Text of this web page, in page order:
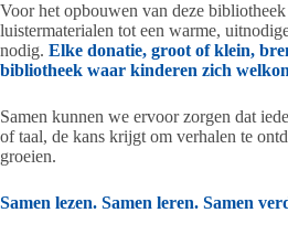
Voor het opbouwen van deze
luistermaterialen tot een warme,
nodig. Elke donatie, groot of klein,
bibliotheek waar kinderen zich
Samen kunnen we ervoor zorgen dat
of taal, de kans krijgt om verhalen te
groeien.
Samen lezen. Samen leren. Samen